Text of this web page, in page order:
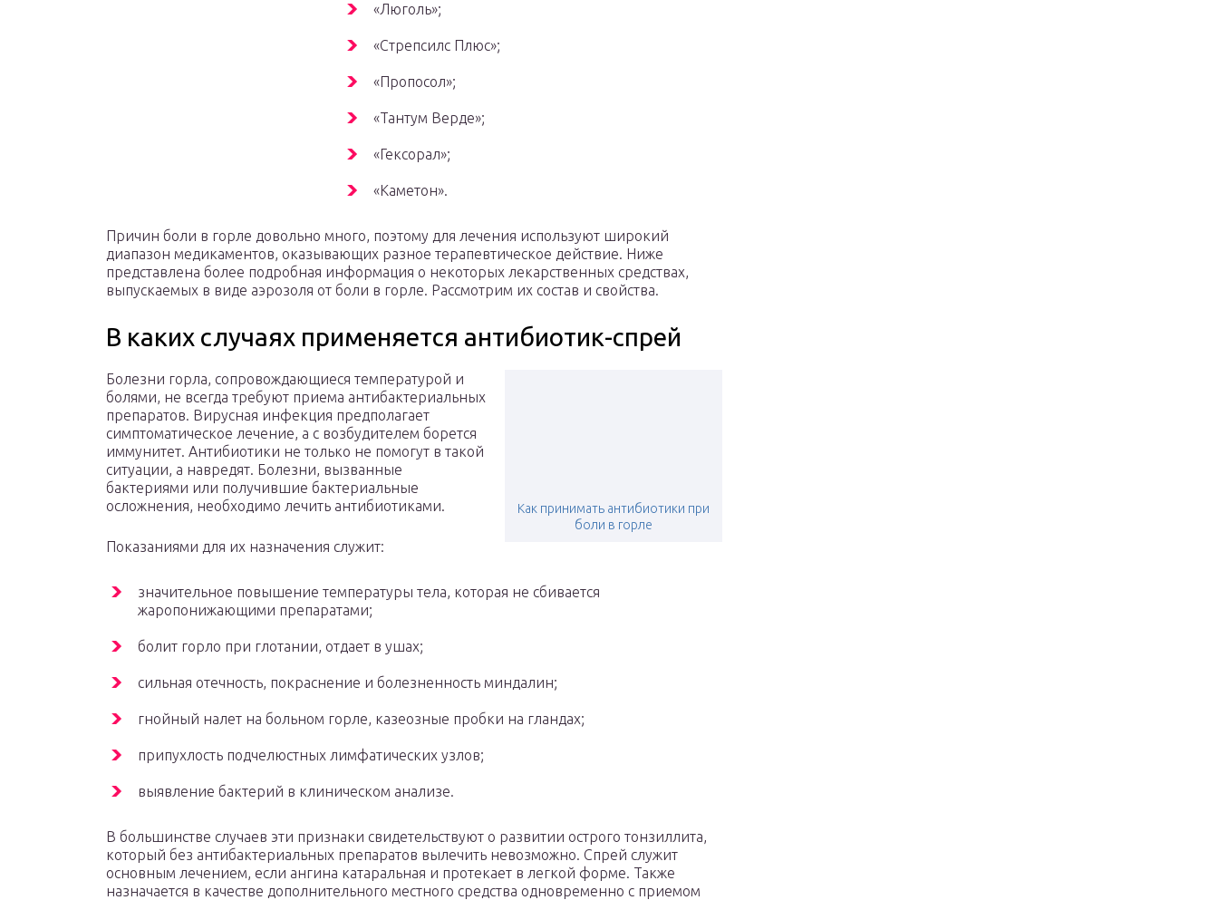
«Люголь»;
«Стрепсилс Плюс»;
«Пропосол»;
«Тантум Верде»;
«Гексорал»;
«Каметон».
Причин боли в горле довольно много, поэтому для лечения используют широкий
диапазон медикаментов, оказывающих разное терапевтическое действие. Ниже
представлена более подробная информация о некоторых лекарственных средствах,
выпускаемых в виде аэрозоля от боли в горле. Рассмотрим их состав и свойства.
В каких случаях применяется антибиотик-спрей
Как принимать антибиотики при
боли в горле
Болезни горла, сопровождающиеся температурой и
болями, не всегда требуют приема антибактериальных
препаратов. Вирусная инфекция предполагает
симптоматическое лечение, а с возбудителем борется
иммунитет. Антибиотики не только не помогут в такой
ситуации, а навредят. Болезни, вызванные
бактериями или получившие бактериальные
осложнения, необходимо лечить антибиотиками.
Показаниями для их назначения служит:
значительное повышение температуры тела, которая не сбивается
жаропонижающими препаратами;
болит горло при глотании, отдает в ушах;
сильная отечность, покраснение и болезненность миндалин;
гнойный налет на больном горле, казеозные пробки на гландах;
припухлость подчелюстных лимфатических узлов;
выявление бактерий в клиническом анализе.
В большинстве случаев эти признаки свидетельствуют о развитии острого тонзиллита,
который без антибактериальных препаратов вылечить невозможно. Спрей служит
основным лечением, если ангина катаральная и протекает в легкой форме. Также
назначается в качестве дополнительного местного средства одновременно с приемом